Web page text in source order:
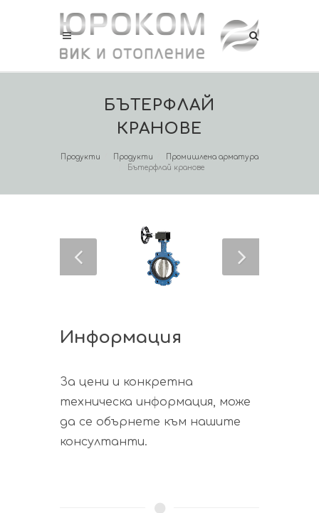
БЪТЕРФЛАЙ
КРАНОВЕ
Продукти Продукти
Промишлена арматура
Бътерфлай кранове
Информация
За цени и конкретна
техническа информация, може
да се обърнете към нашите
консултанти.